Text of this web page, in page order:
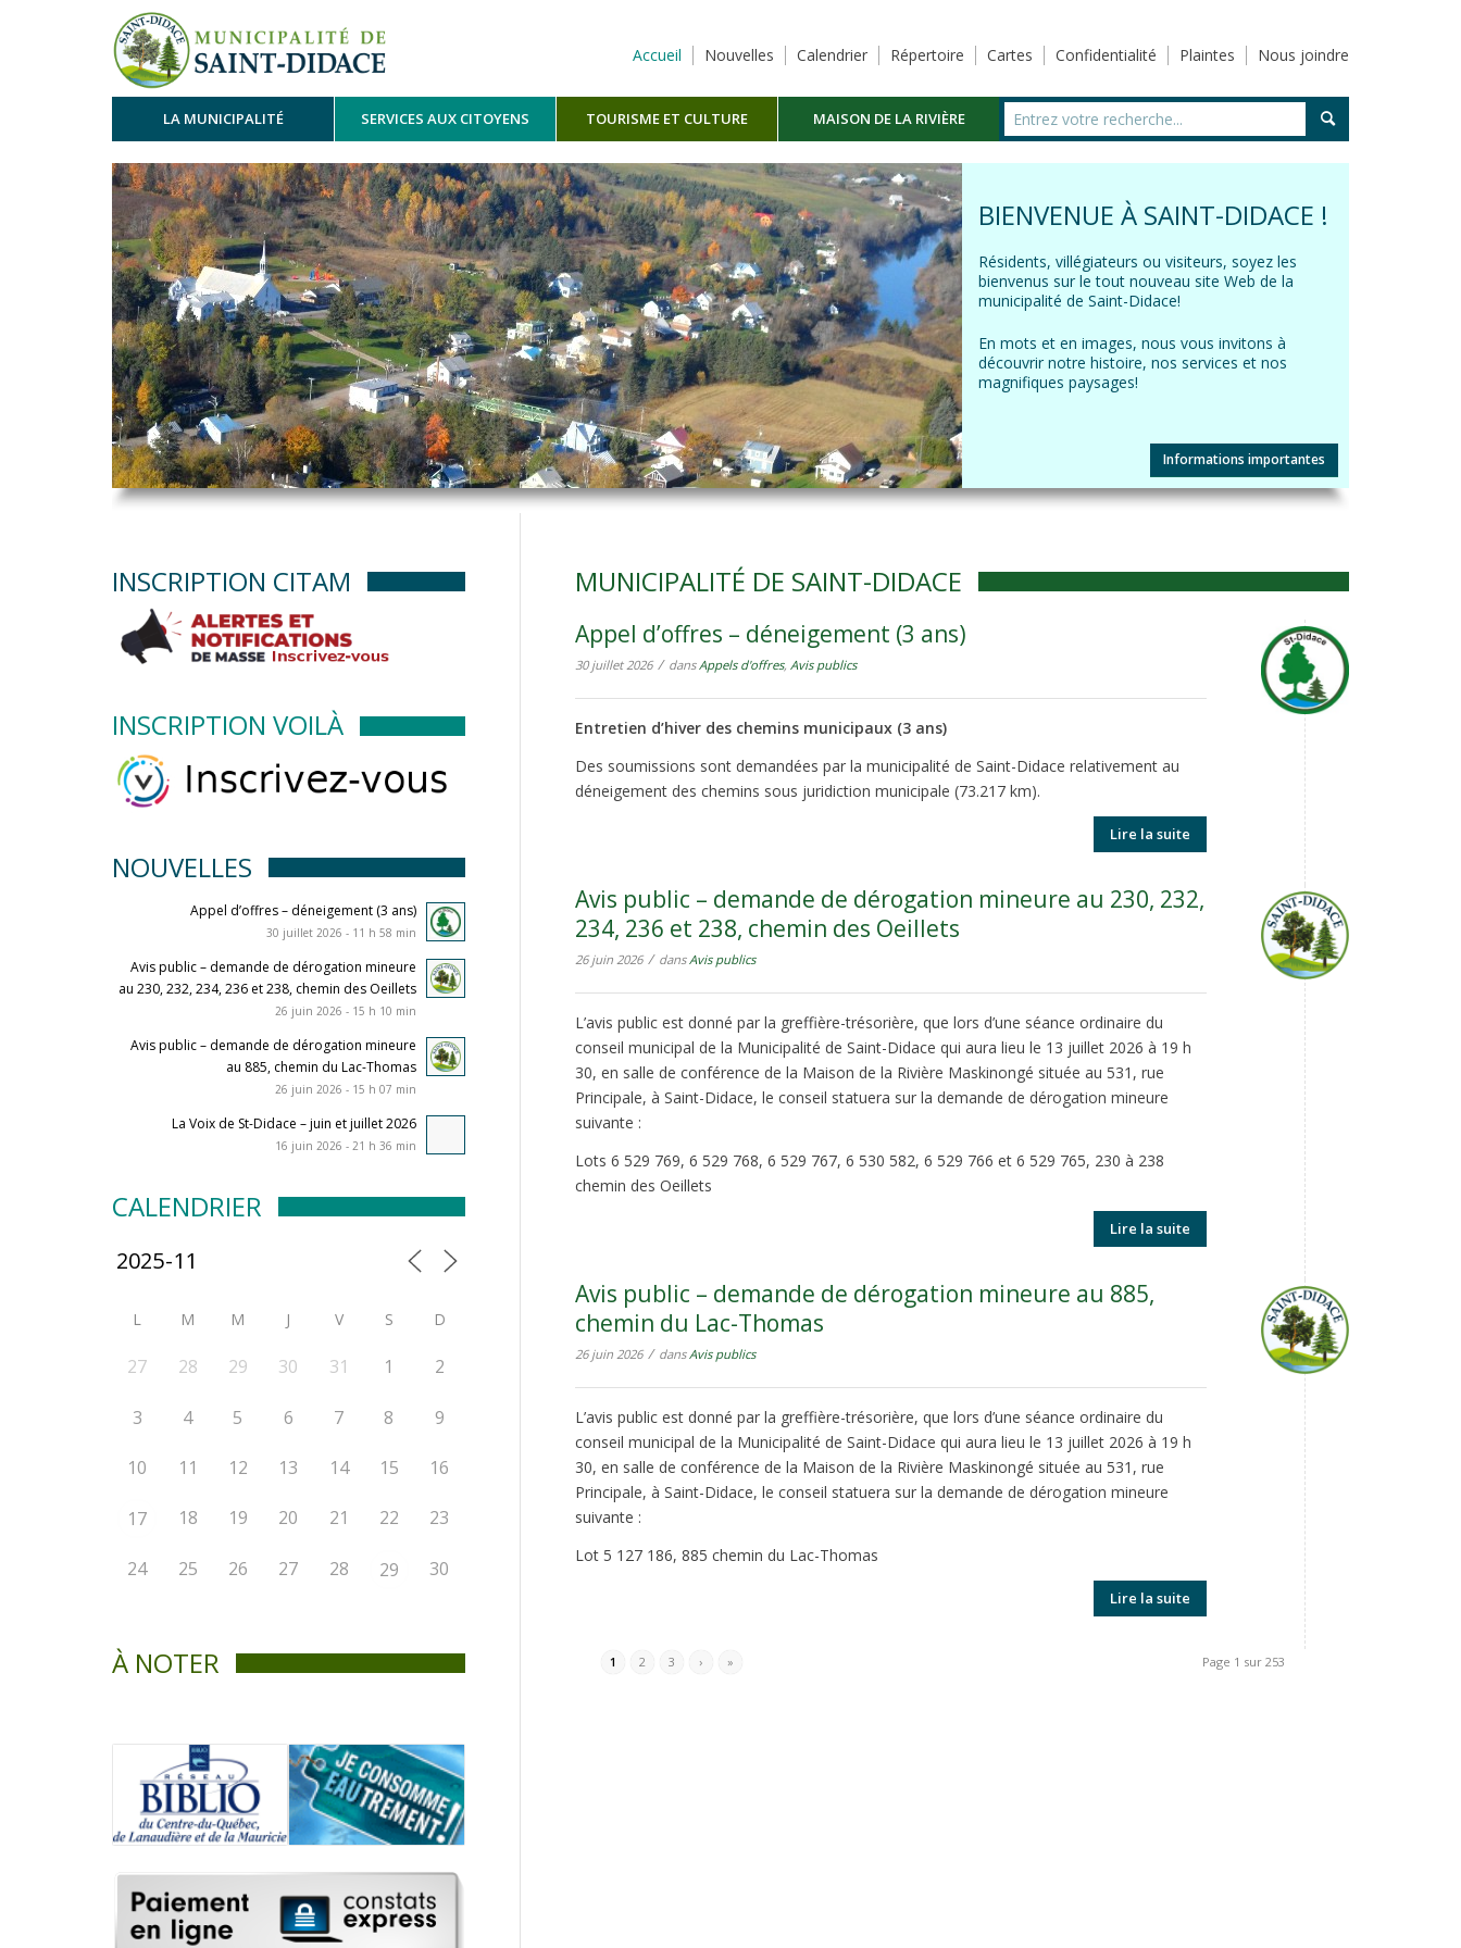
Accueil Nouvelles Calendrier Répertoire Cartes Confidentialité Plaintes Nous joindre
LA MUNICIPALITÉ SERVICES AUX CITOYENS TOURISME ET CULTURE MAISON DE LA RIVIÈRE
MASKINONGÉ
BIENVENUE À SAINT-DIDACE !
Résidents, villégiateurs ou visiteurs, soyez les
bienvenus sur le tout nouveau site Web de la
municipalité de Saint-Didace!
En mots et en images, nous vous invitons à
découvrir notre histoire, nos services et nos
magnifiques paysages!
Informations importantes
MUNICIPALITÉ DE SAINT-DIDACE
Appel d’offres – déneigement (3 ans)
30 juillet 2026 / dansAppels d'offres, Avis publics
Entretien d’hiver des chemins municipaux (3 ans)
Des soumissions sont demandées par la municipalité de Saint-Didace relativement au
déneigement des chemins sous juridiction municipale (73.217 km).
Lire la suite
Avis public – demande de dérogation mineure au 230, 232,
234, 236 et 238, chemin des Oeillets
26 juin 2026 / dansAvis publics
L’avis public est donné par la greffière-trésorière, que lors d’une séance ordinaire du
conseil municipal de la Municipalité de Saint-Didace qui aura lieu le 13 juillet 2026 à 19 h
30, en salle de conférence de la Maison de la Rivière Maskinongé située au 531, rue
Principale, à Saint-Didace, le conseil statuera sur la demande de dérogation mineure
suivante :
Lots 6 529 769, 6 529 768, 6 529 767, 6 530 582, 6 529 766 et 6 529 765, 230 à 238
chemin des Oeillets
Lire la suite
Avis public – demande de dérogation mineure au 885,
chemin du Lac-Thomas
26 juin 2026 / dansAvis publics
L’avis public est donné par la greffière-trésorière, que lors d’une séance ordinaire du
conseil municipal de la Municipalité de Saint-Didace qui aura lieu le 13 juillet 2026 à 19 h
30, en salle de conférence de la Maison de la Rivière Maskinongé située au 531, rue
Principale, à Saint-Didace, le conseil statuera sur la demande de dérogation mineure
suivante :
Lot 5 127 186, 885 chemin du Lac-Thomas
Lire la suite
Page 1 sur 253
1 2 3 › »
INSCRIPTION CITAM
INSCRIPTION VOILÀ
NOUVELLES
Appel d’offres – déneigement (3 ans)
30 juillet 2026 - 11 h 58 min
Avis public – demande de dérogation mineure
au 230, 232, 234, 236 et 238, chemin des Oeillets
26 juin 2026 - 15 h 10 min
Avis public – demande de dérogation mineure
au 885, chemin du Lac-Thomas
26 juin 2026 - 15 h 07 min
La Voix de St-Didace – juin et juillet 2026
16 juin 2026 - 21 h 36 min
CALENDRIER
L M M J V S D
27 28 29 30 31 1 2
3 4 5 6 7 8 9
10 11 12 13 14 15 16
17 18 19 20 21 22 23
24 25 26 27 28 29 30
À NOTER